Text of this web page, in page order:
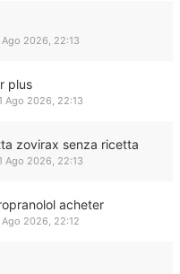
Ago 2026, 22:13
plus
Ago 2026, 22:13
zovirax senza ricetta
Ago 2026, 22:13
acheter
Ago 2026, 22:12